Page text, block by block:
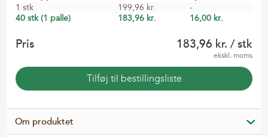
1 stk 199,96 kr.
-
40 stk (1 palle)
183,96 kr. 16,00 kr.
Pris 183,96 kr. / stk
ekskl. moms
Tilføj til bestillingsliste
Om produktet